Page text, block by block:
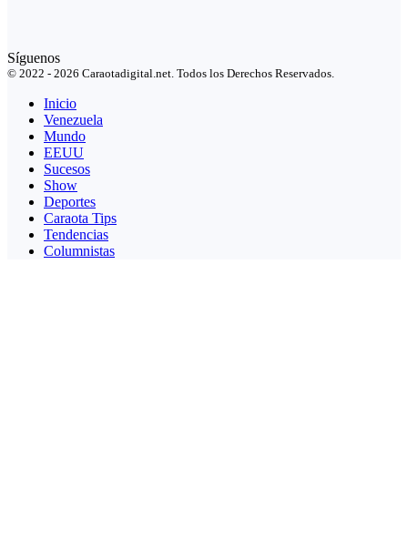
Síguenos
© 2022 - 2026 Caraotadigital.net. Todos los Derechos Reservados.
Inicio
Venezuela
Mundo
EEUU
Sucesos
Show
Deportes
Caraota Tips
Tendencias
Columnistas